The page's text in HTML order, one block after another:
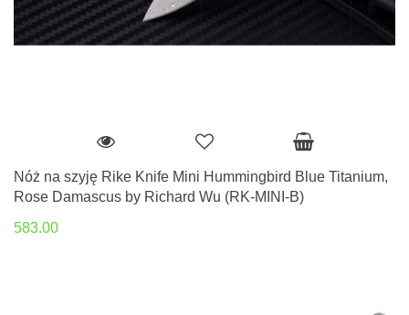
Nóż na szyję Rike Knife Mini Hummingbird Blue Titanium,
Rose Damascus by Richard Wu (RK-MINI-B)
583.00